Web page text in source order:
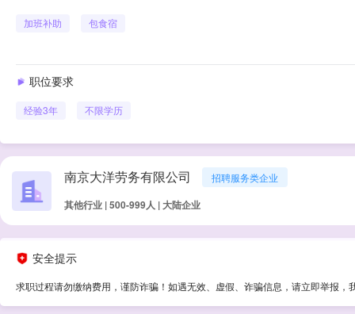
加班补助 包食宿
职位要求
经验3年 不限学历
南京大洋劳务有限公司 招聘服务类企业
其他行业 | 500-999人 | 大陆企业
安全提示
求职过程请勿缴纳费用，谨防诈骗！如遇无效、虚假、诈骗信息，请立即举报，